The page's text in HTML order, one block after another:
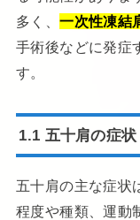
多く、一次性凍結
手術後などに発症
す。
1.1 五十肩の症状
五十肩の主な症状
程度や種類、運動